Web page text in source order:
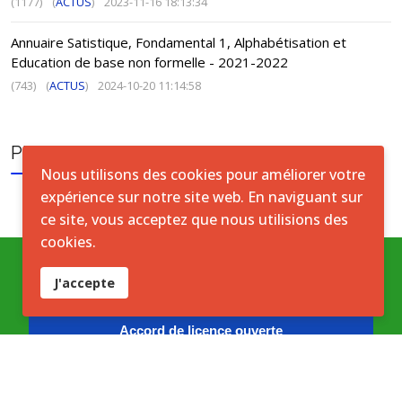
Annuaire Satistique, Fondamental 1, Alphabétisation et
Education de base non formelle - 2021-2022
(743) (ACTUS) 2024-10-20 11:14:58
PUBLICATION TAGS
Accord de licence ouverte
Nous utilisons des cookies pour améliorer votre
expérience sur notre site web. En naviguant sur
ce site, vous acceptez que nous utilisions des
cookies.
J'accepte